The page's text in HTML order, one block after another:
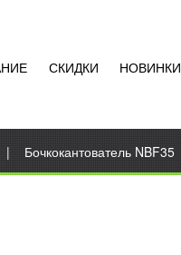
СКИДКИ НОВИНКИ
| Бочкокантователь NBF35